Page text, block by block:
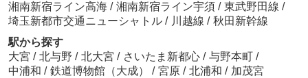
湘南新宿ライン高海 / 湘南新宿ライン宇須 / 東武野田線 /
埼玉新都市交通ニューシャトル / 川越線 / 秋田新幹線
駅から探す
大宮 / 北与野 / 北大宮 / さいたま新都心 / 与野本町 /
中浦和 / 鉄道博物館（大成） / 宮原 / 北浦和 / 加茂宮